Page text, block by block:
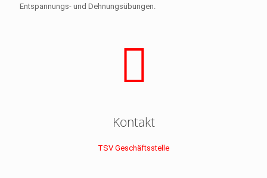
Entspannungs- und Dehnungsübungen.
Kontakt
TSV Geschäftsstelle